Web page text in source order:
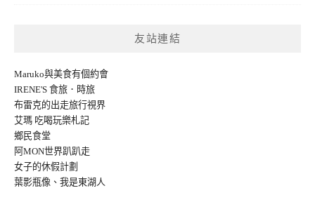
友站連結
Maruko與美食有個約會
IRENE'S 食旅．時旅
布雷克的出走旅行視界
艾瑪 吃喝玩樂札記
鄉民食堂
阿MON世界趴趴走
女子的休假計劃
葉影瓶像 、 我是東湖人